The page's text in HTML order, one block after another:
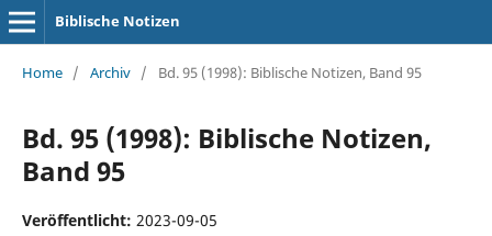
Biblische Notizen
Home / Archiv / Bd. 95 (1998): Biblische Notizen, Band 95
Bd. 95 (1998): Biblische Notizen,
Band 95
Veröffentlicht: 2023-09-05